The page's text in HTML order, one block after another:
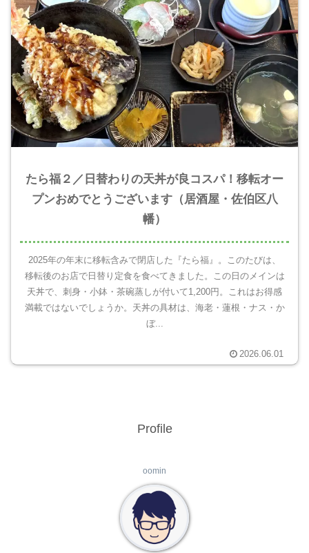
たら福２／日替わりの天丼が良コスパ！移転オー
プンおめでとうございます（居酒屋・佐伯区八
幡）
2025年の年末に移転含みで閉店した『たら福』。このたびは、
移転後のお店で日替り定食を食べてきました。この日のメインは
天丼で、刺身・小鉢・茶碗蒸しが付いて1,200円。これはお得感
満載ではないでしょうか。天丼の具材は、海老・蓮根・ナス・か
ぼ...
2026.06.01
Profile
oomin